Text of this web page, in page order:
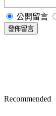
公開留言
發佈留言
Recommended